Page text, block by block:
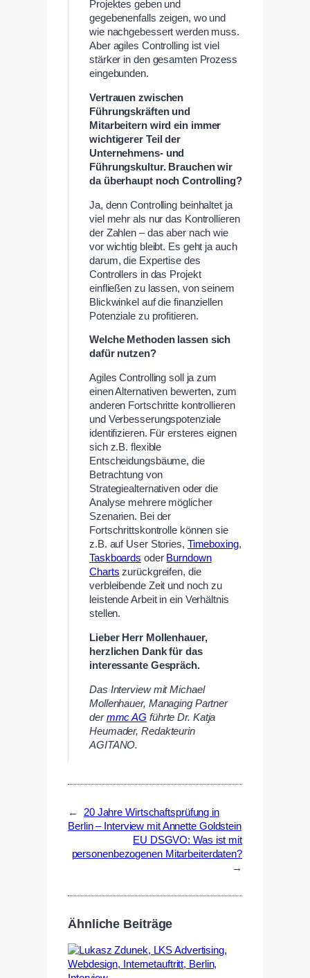
Projektes geben und
gegebenenfalls zeigen, wo und
wie nachgebessert werden muss.
Aber agiles Controlling ist viel
stärker in den gesamten Prozess
eingebunden.
Vertrauen zwischen
Führungskräften und
Mitarbeiternwird ein immer
wichtigerer Teil der
Unternehmens- und
Führungskultur. Brauchen wir
da überhaupt noch Controlling?
Ja, denn Controlling beinhaltet ja
viel mehr als nur das Kontrollieren
der Zahlen – das aber nach wie
vor wichtig bleibt. Es geht ja auch
darum, die Expertise des
Controllers in das Projekt
einfließen zu lassen, von seinem
Blickwinkel auf die finanziellen
Potenziale zu profitieren.
Welche Methoden lassen sich
dafür nutzen?
Agiles Controlling soll ja zum
einen Alternativen bewerten, zum
anderen Fortschritte kontrollieren
und Verbesserungspotenziale
identifizieren. Für ersteres eignen
sich z.B. flexible
Entscheidungsbäume, die
Betrachtung von
Strategiealternativen oder die
Analyse mehrere möglicher
Szenarien. Bei der
Fortschrittskontrolle können sie
z.B. auf User Stories, Timeboxing,
Taskboards oder Burndown
Charts zurückgreifen, die
verbleibende Zeit und noch zu
leistende Arbeit in ein Verhältnis
stellen.
Lieber Herr Mollenhauer,
herzlichen Dank für das
interessante Gespräch.
Das Interview mit Michael
Mollenhauer, Managing Partner
dermmc AG führte Dr. Katja
Heumader, Redakteurin
AGITANO.
←
20 Jahre Wirtschaftsprüfung in
Berlin – Interview mit Annette Goldstein
EU DSGVO: Was ist mit
personenbezogenen Mitarbeiterdaten?
→
Ähnliche Beiträge